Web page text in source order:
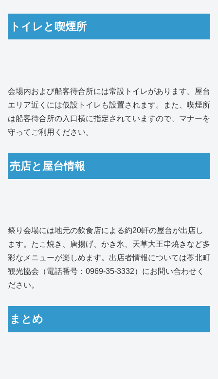
トイレと喫煙所
会場内および船客待合所には常設トイレがあります。屋台
エリア近くには仮設トイレも設置されます。また、喫煙所
は船客待合所の入口横に指定されていますので、マナーを
守ってご利用ください。
売店と屋台情報
祭り会場には地元の飲食店による約20軒の屋台が出店し
ます。たこ焼き、唐揚げ、かき氷、天草大王串焼きなど多
彩なメニューが楽しめます。出店者情報については苓北町
観光協会（電話番号：0969-35-3332）にお問い合わせく
ださい。
まとめ